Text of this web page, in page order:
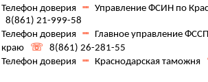
Телефон доверия ┉ Управление ФСИН по
8(861) 21-999-58
Телефон доверия ┉ Главное управление
краю
☏ 8(861) 26-281-55
Телефон доверия ┉ Краснодарская таможня